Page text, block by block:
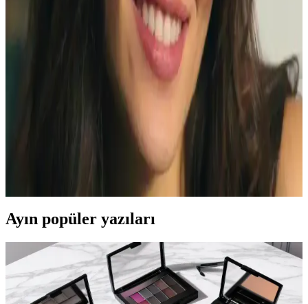
YSL Maskara Valfi Sorunları ve Çözüm Yöntemleri:
Kullanıcı Deneyimi ve İade Süreci
YSL maskaralarda valfin yerinden çıkması veya tıkanması sıkça
yaşanan bir sorundur. Bu yazıda valf sorunlarının belirtileri, geçici
çözümleri ve iade süreçleri detaylı şekilde ele alınmaktadır.
Hande Erçel'in Kirpik Makyajı: Mascaradan
Takma Kirpiğe Uzunluk ve Hacim Teknikleri
Hande Erçel'in kirpik makyajında YSL ve Hourglass mascaraların
kullanımı, kirpik tarağı teknikleri ve takma kirpik ihtimali detaylıca
inceleniyor. Alt göz makyajı da kusursuzluk sağlıyor.
Ayın popüler yazıları